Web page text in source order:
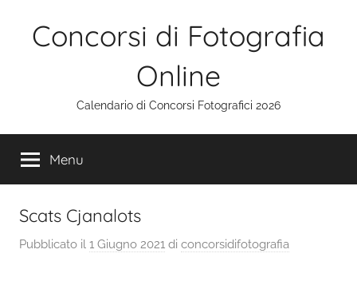
Concorsi di Fotografia
Online
Calendario di Concorsi Fotografici 2026
Menu
Scats Cjanalots
Pubblicato il 1 Giugno 2021 di concorsidifotografia